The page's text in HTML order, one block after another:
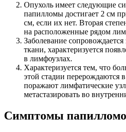
Опухоль имеет следующие
папилломы достигает 2 см
см, если их нет. Вторая
на расположенные рядом
Заболевание
ткани, характеризуется
в лимфоузлах.
Характеризуется тем, что
этой стадии перерождаются
поражают лимфатические
метастазировать во
Симптомы